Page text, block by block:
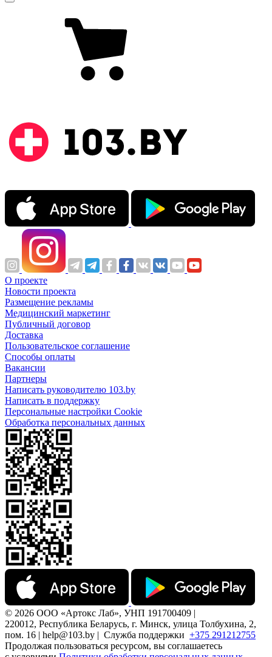
О проекте
Новости проекта
Размещение рекламы
Медицинский маркетинг
Публичный договор
Доставка
Пользовательское соглашение
Способы оплаты
Вакансии
Партнеры
Написать руководителю 103.by
Написать в поддержку
Персональные настройки Cookie
Обработка персональных данных
© 2026 ООО «Артокс Лаб», УНП 191700409 |
220012, Республика Беларусь, г. Минск, улица Толбухина, 2,
пом. 16 | help@103.by | Служба поддержки +375 291212755
Продолжая пользоваться ресурсом, вы соглашаетесь